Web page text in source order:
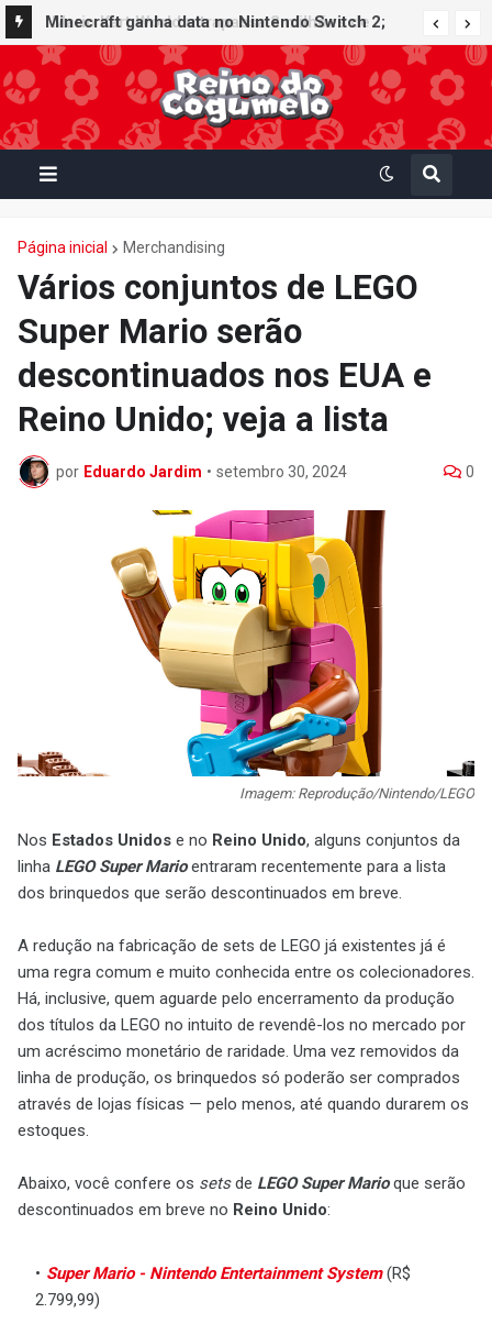
Minecraft ganha data no Nintendo Switch 2;
Super Mario Mash-Up receberá atualização
gráfica exclusiva
Página inicial Merchandising
Vários conjuntos de LEGO
Super Mario serão
descontinuados nos EUA e
Reino Unido; veja a lista
por Eduardo Jardim • setembro 30, 2024 0
Imagem: Reprodução/Nintendo/LEGO
Nos Estados Unidos e no Reino Unido, alguns conjuntos da
linha LEGO Super Marioentraram recentemente para a lista
dos brinquedos que serão descontinuados em breve.
A redução na fabricação de sets de LEGO já existentes já é
uma regra comum e muito conhecida entre os colecionadores.
Há, inclusive, quem aguarde pelo encerramento da produção
dos títulos da LEGO no intuito de revendê-los no mercado por
um acréscimo monetário de raridade. Uma vez removidos da
linha de produção, os brinquedos só poderão ser comprados
através de lojas físicas — pelo menos, até quando durarem os
estoques.
Abaixo, você confere os setsde LEGO Super Marioque serão
descontinuados em breve no Reino Unido:
Super Mario - Nintendo Entertainment System(R$
2.799,99)